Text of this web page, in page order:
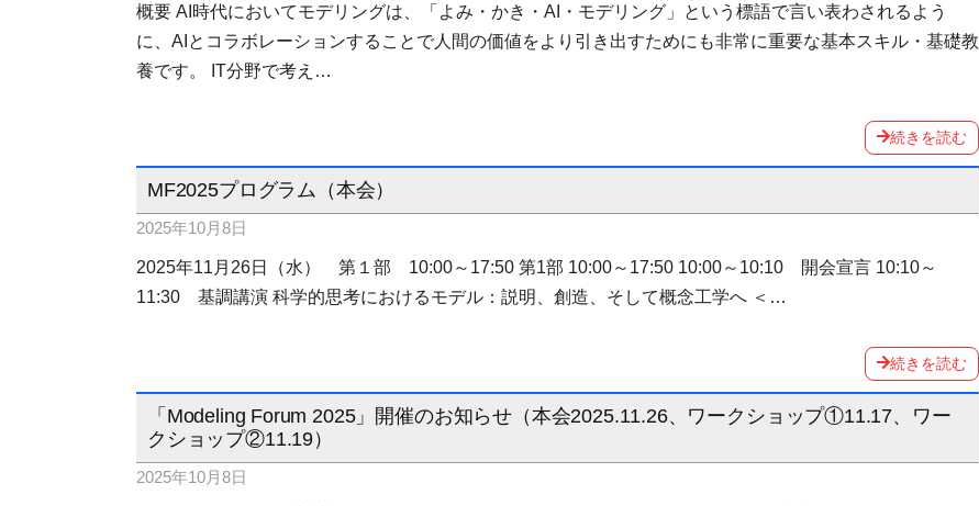
概要 AI時代においてモデリングは、「よみ・かき・AI・モデリング」という標語で言い表わされるよう
に、AIとコラボレーションすることで人間の価値をより引き出すためにも非常に重要な基本スキル・基礎教
養です。 IT分野で考え…
続きを読む
MF2025プログラム（本会）
2025年10月8日
2025年11月26日（水） 第１部 10:00～17:50 第1部 10:00～17:50 10:00～10:10 開会宣言 10:10～
11:30 基調講演 科学的思考におけるモデル：説明、創造、そして概念工学へ ＜…
続きを読む
「Modeling Forum 2025」開催のお知らせ（本会2025.11.26、ワークショップ①11.17、ワー
クショップ②11.19）
2025年10月8日